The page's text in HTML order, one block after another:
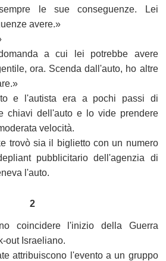
le sue conseguenze. Lei
avere.»
a cui lei potrebbe avere
ora. Scenda dall'auto, ho altre
e l'autista era a pochi passi di
chiavi dell'auto e lo vide prendere
velocità.
trovò sia il biglietto con un numero
pubblicitario dell'agenzia di
l'auto.
2
coincidere l'inizio della Guerra
out Israeliano.
attribuiscono l'evento a un gruppo